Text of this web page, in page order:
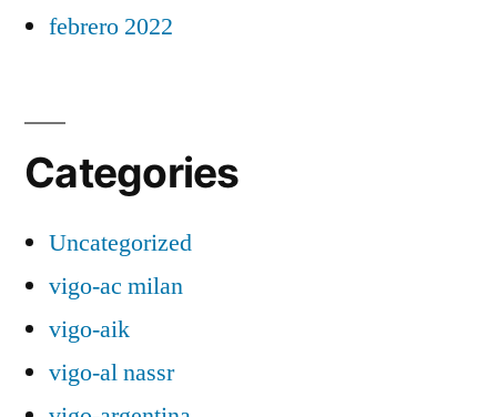
febrero 2022
Categories
Uncategorized
vigo-ac milan
vigo-aik
vigo-al nassr